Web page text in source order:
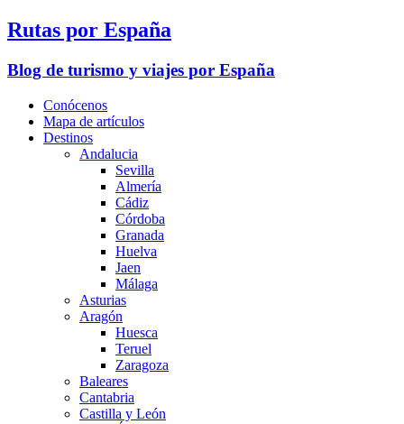
Rutas por España
Blog de turismo y viajes por España
Conócenos
Mapa de artículos
Destinos
Andalucia
Sevilla
Almería
Cádiz
Córdoba
Granada
Huelva
Jaen
Málaga
Asturias
Aragón
Huesca
Teruel
Zaragoza
Baleares
Cantabria
Castilla y León